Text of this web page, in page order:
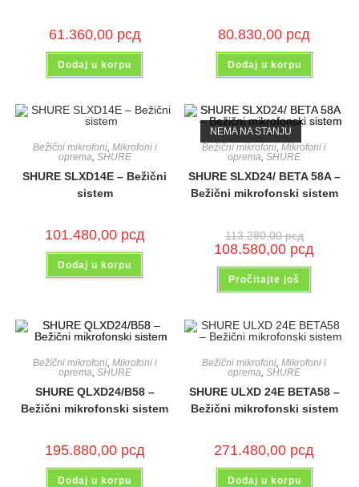
61.360,00 рсд
Dodaj u korpu
80.830,00 рсд
Dodaj u korpu
Bežični mikrofoni, Mikrofoni i
oprema, SHURE
SHURE SLXD14E – Bežični
sistem
101.480,00 рсд
Dodaj u korpu
NEMA NA STANJU
Bežični mikrofoni,Mikrofoni i
oprema,SHURE
SHURE SLXD24/ BETA 58A –
Bežični mikrofonski sistem
113.280,00рсд
108.580,00 рсд
Pročitajte još
Bežični mikrofoni, Mikrofoni i
oprema SHURE
SHURE QLXD24/B58 –
Bežični mikrofonski sistem
195.880,00 рсд
Dodaj u korpu
Bežični mikrofoni ,Mikrofoni i
oprema ,SHURE
SHURE ULXD 24E BETA58 –
Bežični mikrofonski sistem
271.480,00 рсд
Dodaj u korpu